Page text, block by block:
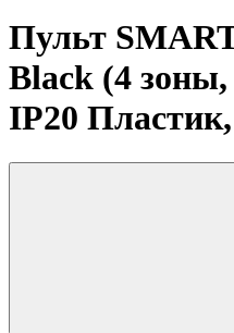
Пульт
Black (4
IP20